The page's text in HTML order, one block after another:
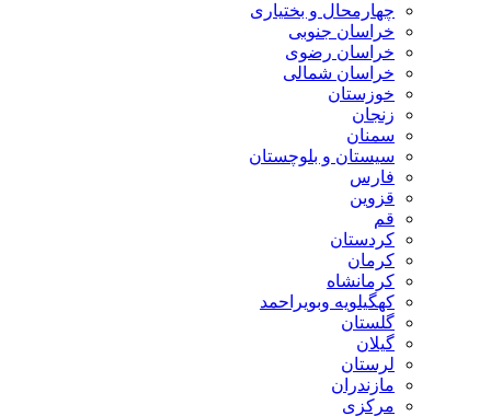
چهارمحال و بختیاری
خراسان جنوبی
خراسان رضوی
خراسان شمالی
خوزستان
زنجان
سمنان
سیستان و بلوچستان
فارس
قزوین
قم
کردستان
کرمان
کرمانشاه
کهگیلویه وبویراحمد
گلستان
گیلان
لرستان
مازندران
مرکزی